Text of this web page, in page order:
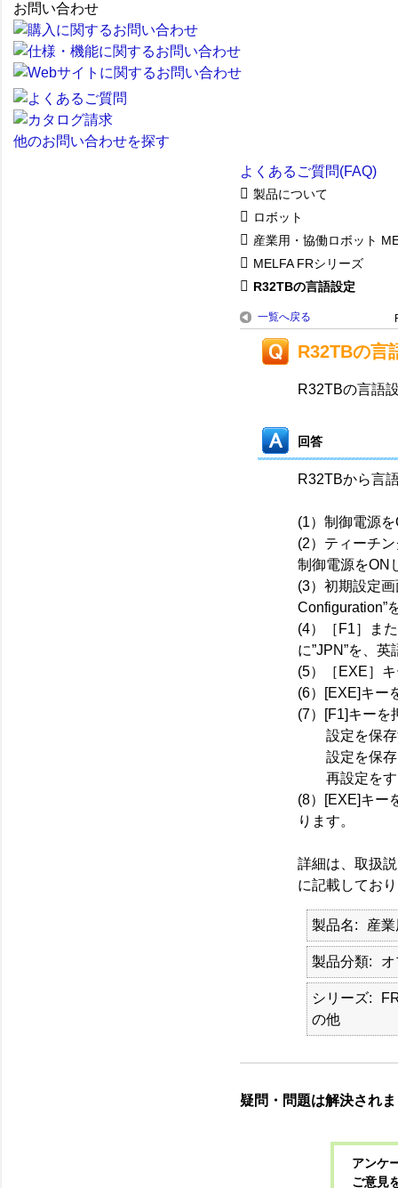
お問い合わせ
他のお問い合わせを探す
よくあるご質問(FAQ)
製品について
ロボット
産業用・協働ロボット
MELFA FRシリーズ
R32TBの言語設定
一覧へ戻る
R32TBの言
R32TBの言語
回答
R32TBから言
(1）制御電源
(2）ティーチ
制御電源をON
(3）初期設定
Configuration”
(4）［F1］ま
に”JPN”を、
(5）［EXE］
(6）[EXE]キー
(7）[F1]キーを
設定を保存
設定を保存
再設定をす
(8）[EXE]キー
ります。
詳細は、取扱
に記載してお
製品名 産
製品分類
シリーズ
の他
疑問・問題は解決され
アンケ
ご意見